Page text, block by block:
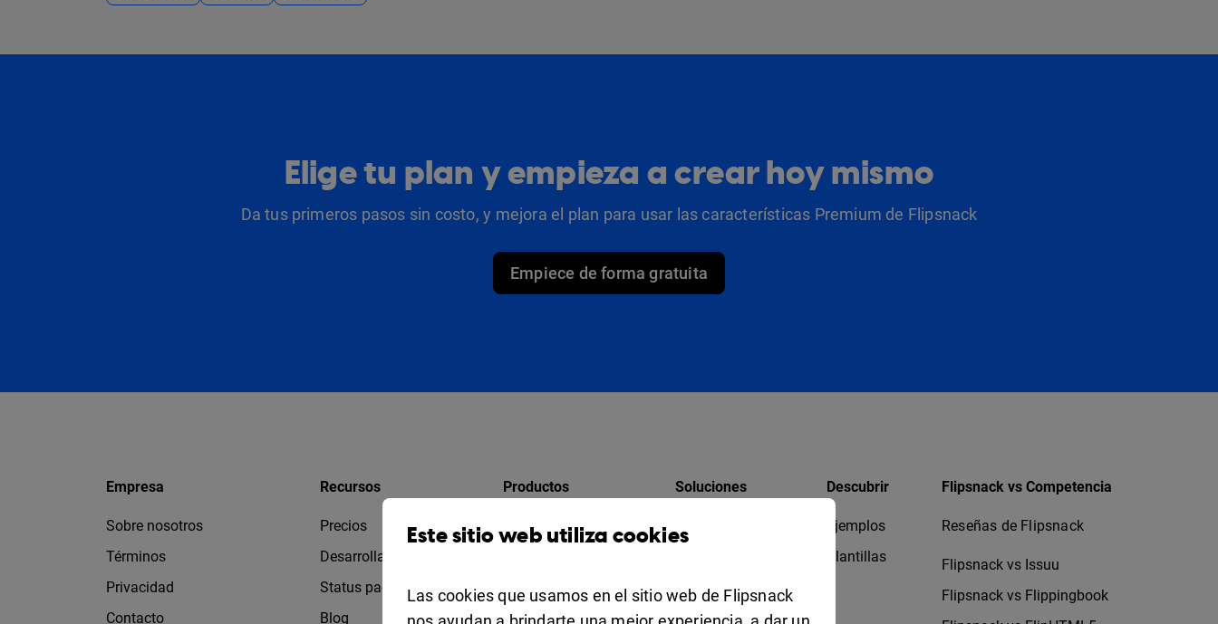
Elige tu plan y empieza a crear hoy mismo
Da tus primeros pasos sin costo, y mejora el plan para usar las características Premium de Flipsnack
Empiece de forma gratuita
Empresa
Sobre nosotros
Términos
Privacidad
Contacto
Recursos
Precios
Desarrolladores
Status page
Blog
Productos
Design Studio
Apps
Soluciones
Colaboración
For education
Descubrir
Ejemplos
Plantillas
Flipsnack vs Competencia
Reseñas de Flipsnack
Flipsnack vs Issuu
Flipsnack vs Flippingbook
Este sitio web utiliza cookies
Las cookies que usamos en el sitio web de Flipsnack